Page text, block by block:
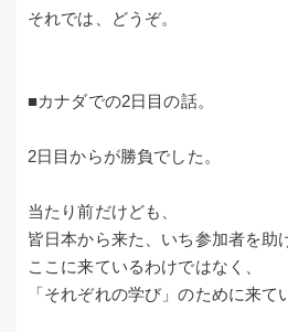
それでは、どうぞ。
■カナダでの2日目の話。
2日目からが勝負でした。
当たり前だけども、
皆日本から来た、いち参加者を助
ここに来ているわけではなく、
「それぞれの学び」のために来て